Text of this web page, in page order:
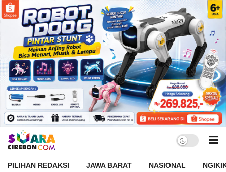
PILIHAN REDAKSI JAWA BARAT NASIONAL